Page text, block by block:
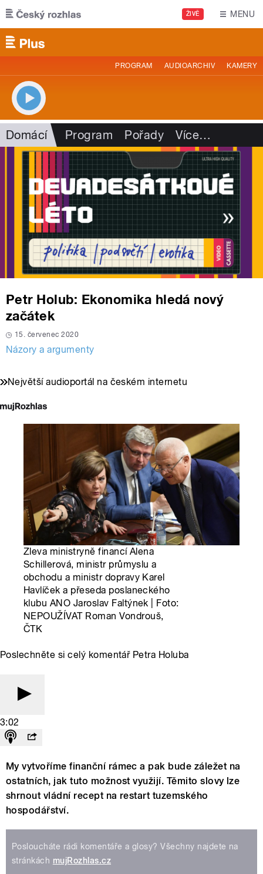
Přejít k hlavnímu obsahu
ŽIVĚ MENU
PROGRAM AUDIOARCHIV KAMERY
Domácí Program Pořady Více…
Petr Holub: Ekonomika hledá nový
začátek
15. červenec 2020
Názory a argumenty
Největší audioportál na českém internetu
Zleva ministryně financí Alena
Schillerová, ministr průmyslu a
obchodu a ministr dopravy Karel
Havlíček a přeseda poslaneckého
klubu ANO Jaroslav Faltýnek | Foto:
NEPOUŽÍVAT Roman Vondrouš,
ČTK
Poslechněte si celý komentář Petra Holuba
3:02
My vytvoříme finanční rámec a pak bude záležet na
ostatních, jak tuto možnost využijí. Těmito slovy lze
shrnout vládní recept na restart tuzemského
hospodářství.
Posloucháte rádi komentáře a glosy? Všechny najdete na
stránkách mujRozhlas.cz